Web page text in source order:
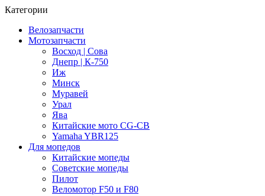
Категории
Велозапчасти
Мотозапчасти
Восход | Сова
Днепр | К-750
Иж
Минск
Муравей
Урал
Ява
Китайские мото CG-CB
Yamaha YBR125
Для мопедов
Китайские мопеды
Советские мопеды
Пилот
Веломотор F50 и F80